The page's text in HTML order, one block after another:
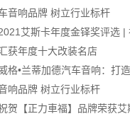
音响品牌 树立行业标杆
艾斯卡年度金铎奖评选 |
获年度十大改装名店
格•兰蒂加德汽车音响：打
响品牌 树立行业标杆
贺【正力車福】品牌荣获艾